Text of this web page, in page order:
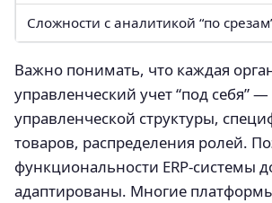
Сложности с аналитикой “по
Важно понимать, что каждая
управленческий учет “под себя” —
управленческой структуры,
товаров, распределения ролей.
функциональности ERP-системы
адаптированы. Многие